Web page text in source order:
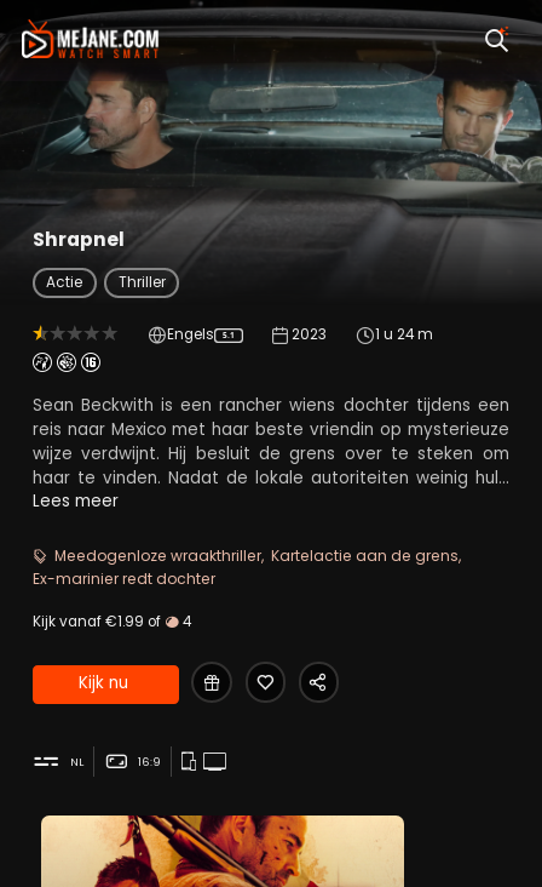
Shrapnel
Actie Thriller
Engels 5.1 2023 1 u 24 m
Sean Beckwith is een rancher wiens dochter tijdens een
reis naar Mexico met haar beste vriendin op mysterieuze
wijze verdwijnt. Hij besluit de grens over te steken om
haar te vinden. Nadat de lokale autoriteiten weinig hulp
bieden, ontdekt Sean dat ze samenwerken met een
Vohden, een voormalige marinier, neemt Sean het heft in
eigen hand.
Lees meer
Meedogenloze wraakthriller Kartelactie aan de grens
Ex-marinier redt dochter
Kijk vanaf €1.99 of 4
Kijk nu
NL 16:9